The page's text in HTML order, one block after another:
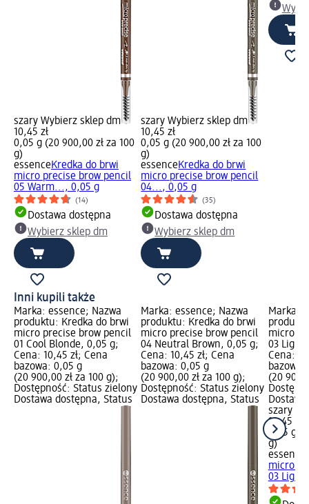
szary Wybierz sklep dm
10,45 zł
0,05 g (20 900,00 zł za 100
g)
essenceKredka do brwi
micro precise brow pencil
05 Warm..., 0,05 g
(14)
Dostawa dostępna
Wybierz sklep dm
szary Wybierz sklep dm
10,45 zł
0,05 g (20 900,00 zł za 100
g)
essenceKredka do brwi
micro precise brow pencil
04..., 0,05 g
(35)
Dostawa dostępna
Wybierz sklep dm
Inni kupili także
Marka: essence; Nazwa
produktu: Kredka do brwi
micro precise brow pencil
01 Cool Blonde, 0,05 g;
Cena: 10,45 zł; Cena
bazowa: 0,05 g
(20 900,00 zł za 100 g);
Dostępność: Status zielony
Dostawa dostępna, Status
Marka: essence; Nazwa
produktu: Kredka do brwi
micro precise brow pencil
04 Neutral Brown, 0,05 g;
Cena: 10,45 zł; Cena
bazowa: 0,05 g
(20 900,00 zł za 100 g);
Dostępność: Status zielony
Dostawa dostępna, Status
Marka:
micro
03 Light
Cena:
bazowa:
(20
szary
10,45 zł
0,05 g
g)
essence
micro
03